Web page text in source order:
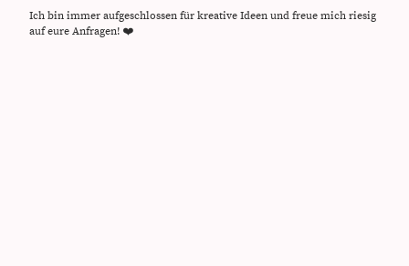
Ich bin immer aufgeschlossen für kreative Ideen und freue mich riesig
auf eure Anfragen! ❤️